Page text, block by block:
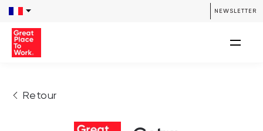
NEWSLETTER
Retour